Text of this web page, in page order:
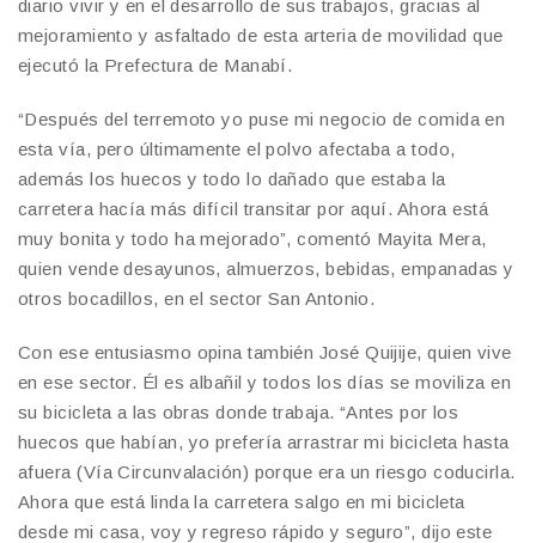
diario vivir y en el desarrollo de sus trabajos, gracias al
mejoramiento y asfaltado de esta arteria de movilidad que
ejecutó la Prefectura de Manabí.
“Después del terremoto yo puse mi negocio de comida en
esta vía, pero últimamente el polvo afectaba a todo,
además los huecos y todo lo dañado que estaba la
carretera hacía más difícil transitar por aquí. Ahora está
muy bonita y todo ha mejorado”, comentó Mayita Mera,
quien vende desayunos, almuerzos, bebidas, empanadas y
otros bocadillos, en el sector San Antonio.
Con ese entusiasmo opina también José Quijije, quien vive
en ese sector. Él es albañil y todos los días se moviliza en
su bicicleta a las obras donde trabaja. “Antes por los
huecos que habían, yo prefería arrastrar mi bicicleta hasta
afuera (Vía Circunvalación) porque era un riesgo coducirla.
Ahora que está linda la carretera salgo en mi bicicleta
desde mi casa, voy y regreso rápido y seguro”, dijo este